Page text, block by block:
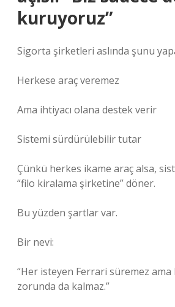
kuruyoruz”
Sigorta şirketleri aslında şunu
Herkese araç veremez
Ama ihtiyacı olana destek verir
Sistemi sürdürülebilir tutar
Çünkü herkes ikame araç alsa,
“filo kiralama şirketine” döner.
Bu yüzden şartlar var.
Bir nevi:
“Her isteyen Ferrari süremez
zorunda da kalmaz.”